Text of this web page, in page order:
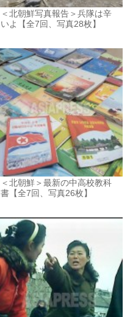
＜北朝鮮写真報告＞兵隊は辛
いよ【全7回、写真28枚】
＜北朝鮮＞最新の中高校教科
書【全7回、写真26枚】